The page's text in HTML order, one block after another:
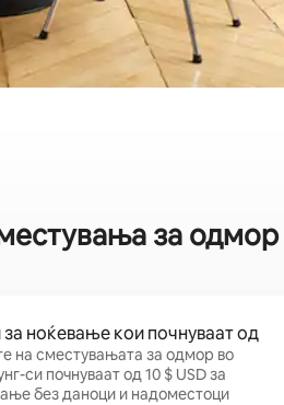
за
ноќевање кои почнуваат од
на сместувањата за одмор во
си почнуваат од 10 $ USD за
без даноци и надоместоци